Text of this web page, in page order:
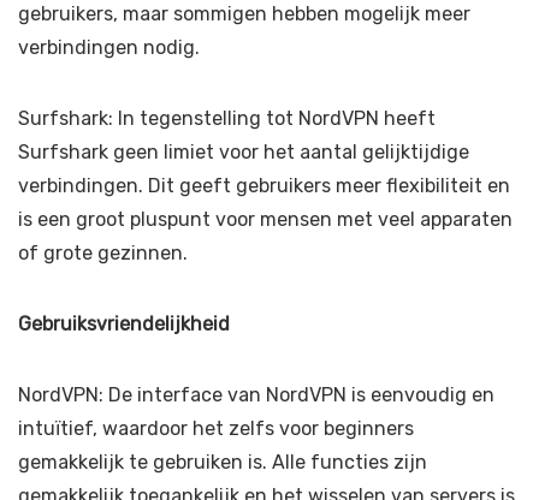
gebruikers, maar sommigen hebben mogelijk meer
verbindingen nodig.
Surfshark: In tegenstelling tot NordVPN heeft
Surfshark geen limiet voor het aantal gelijktijdige
verbindingen. Dit geeft gebruikers meer flexibiliteit en
is een groot pluspunt voor mensen met veel apparaten
of grote gezinnen.
Gebruiksvriendelijkheid
NordVPN: De interface van NordVPN is eenvoudig en
intuïtief, waardoor het zelfs voor beginners
gemakkelijk te gebruiken is. Alle functies zijn